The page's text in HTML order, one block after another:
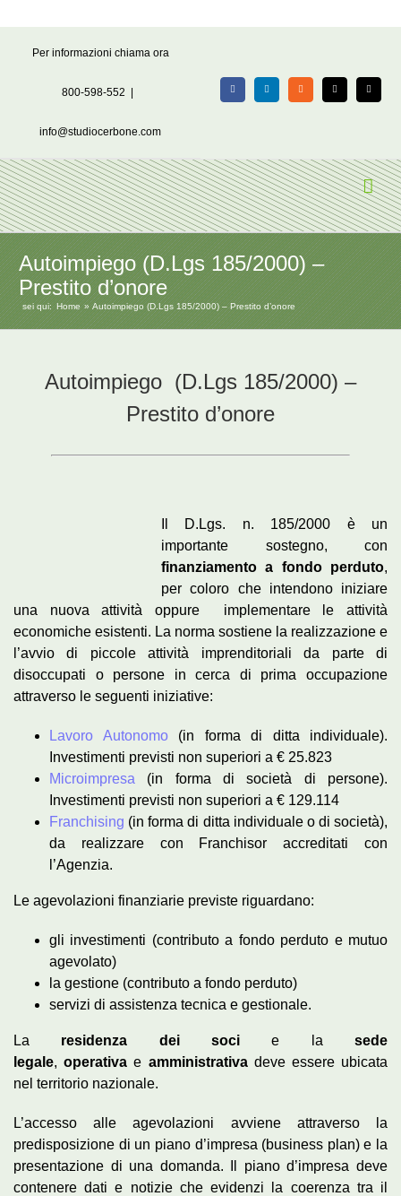
Per informazioni chiama ora
800-598-552
info@studiocerbone.com
FacebookLinkedIn Rss X Email
Autoimpiego (D.Lgs 185/2000) –
Prestito d’onore
sei qui: Home Autoimpiego (D.Lgs 185/2000) – Prestito d’onore
Autoimpiego (D.Lgs 185/2000) –
Prestito d’onore
Il D.Lgs. n. 185/2000 è un
importante sostegno, con
finanziamento a fondo perduto,
per coloro che intendono iniziare
una nuova attività oppure implementare le attività
economiche esistenti. La norma sostiene la realizzazione e
l’avvio di piccole attività imprenditoriali da parte di
disoccupati o persone in cerca di prima occupazione
attraverso le seguenti iniziative:
Lavoro Autonomo(in forma di ditta individuale).
Investimenti previsti non superiori a € 25.823
Microimpresa (in forma di società di persone).
Investimenti previsti non superiori a € 129.114
Franchising (in forma di ditta individuale o di società),
da realizzare con Franchisor accreditati con
l’Agenzia.
Le agevolazioni finanziarie previste riguardano:
gli investimenti (contributo a fondo perduto e mutuo
agevolato)
la gestione (contributo a fondo perduto)
servizi di assistenza tecnica e gestionale.
La residenza dei soci e lasede
legale,operativa e amministrativadeve essere ubicata
nel territorio nazionale.
L’accesso alle agevolazioni avviene attraverso la
predisposizione di un piano d’impresa (business plan) e la
presentazione di una domanda. Il piano d’impresa deve
contenere dati e notizie che evidenzi la coerenza tra il